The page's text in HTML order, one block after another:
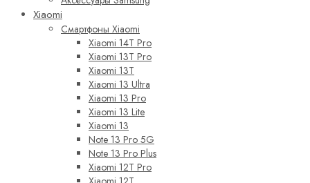
Xiaomi
Смартфоны Xiaomi
Xiaomi 14T Pro
Xiaomi 13T Pro
Xiaomi 13T
Xiaomi 13 Ultra
Xiaomi 13 Pro
Xiaomi 13 Lite
Xiaomi 13
Note 13 Pro 5G
Note 13 Pro Plus
Xiaomi 12T Pro